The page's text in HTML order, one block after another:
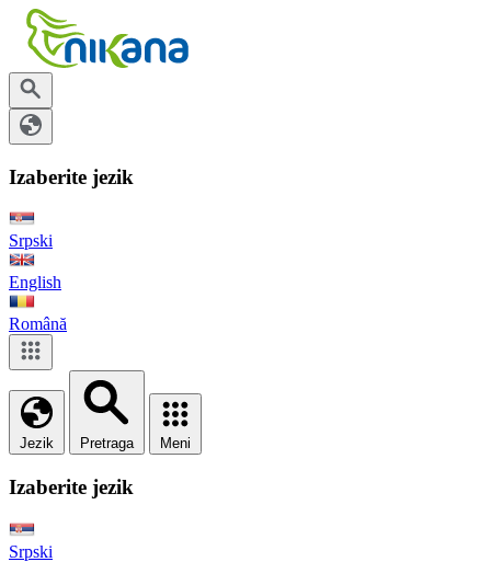
Izaberite jezik
Srpski
English
Română
Jezik Pretraga Meni
Izaberite jezik
Srpski